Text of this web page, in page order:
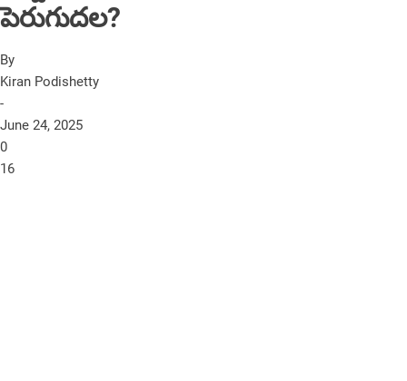
పెరుగుదల?
By
Kiran Podishetty
-
June 24, 2025
0
16